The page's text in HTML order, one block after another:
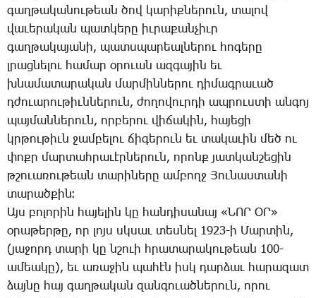
գաղ­թա­կա­նու­թեան ծով կա­րիք­նե­րուն, տա­լով
վա­ւե­րա­կան պատ­կե­րը իւ­րա­քան­չիւր
գաղ­թա­կա­յա­նի, պատս­պա­րեալ­նե­րու հո­գե­րը
լրաց­նե­լու հա­մար օ­րո­ւան ազ­գա­յին եւ
խնա­մա­տա­րա­կան մար­մին­նե­րու դի­մագ­րա­ւած
դժո­ւա­րու­թիւն­նե­րուն, ժո­ղո­վուր­դի ապ­րուս­տի ան­գոյ
պայ­ման­նե­րուն, որ­բե­րու վի­ճա­կին, հա­յե­ցի
կրթու­թիւն ջամ­բե­լու ճի­գե­րուն եւ տա­կա­ւին մեծ ու
փոքր մար­տահ­րա­ւէր­նե­րուն, ո­րոնք յատ­կան­շե­ցին
թշո­ւա­ռու­թեան տա­րի­նե­րը ամ­բողջ ­­Յու­նաս­տա­նի
տա­րած­քին։
Այս բո­լո­րին հա­յե­լին կը հան­դի­սա­նայ «ՆՈՐ ՕՐ»
օ­րա­թեր­թը, որ լոյս սկսաւ տես­նել 1923-ի ­­Մար­տին,
(յա­ջորդ տա­րի կը նշո­ւի հրա­տա­րա­կու­թեան 100-
ա­մեա­կը), եւ ա­ռա­ջին պա­հէն իսկ դար­ձաւ հա­րա­զատ
ձայ­նը հայ գաղ­թա­կան զան­գո­ւած­նե­րուն, ո­րու